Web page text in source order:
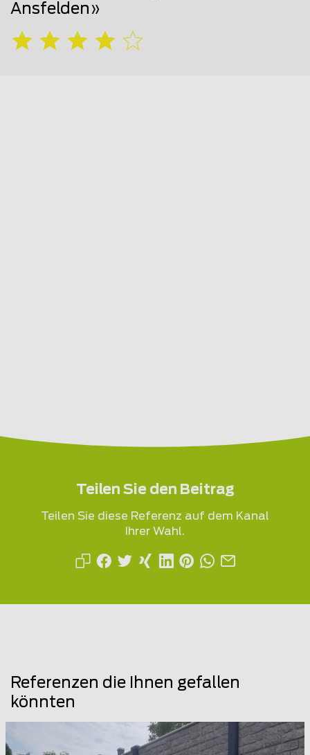
Ansfelden»
Teilen Sie den Beitrag
Teilen Sie diese Referenz auf dem Kanal
Ihrer Wahl.
Referenzen die Ihnen gefallen
könnten